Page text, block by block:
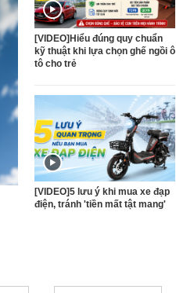
[VIDEO]Hiểu đúng quy chuẩn
kỹ thuật khi lựa chọn ghế ngồi ô
tô cho trẻ
[VIDEO]5 lưu ý khi mua xe đạp
điện, tránh 'tiền mất tật mang'